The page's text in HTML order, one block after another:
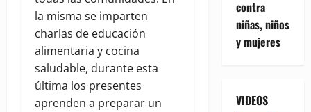
la misma se imparten
charlas de educación
alimentaria y cocina
saludable, durante esta
última los presentes
aprenden a preparar un
contra
niñas, niños
y mujeres
VIDEOS